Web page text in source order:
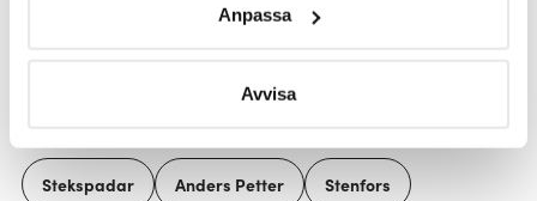
Ta reda på mer om hur dina personliga uppgifter
Du kan ändra eller dra tillbaka ditt samtycke när som
Vi använder cookies för att innehållet och annonserna
Anpassa
Avvisa
Stekspadar Anders Petter Stenfors